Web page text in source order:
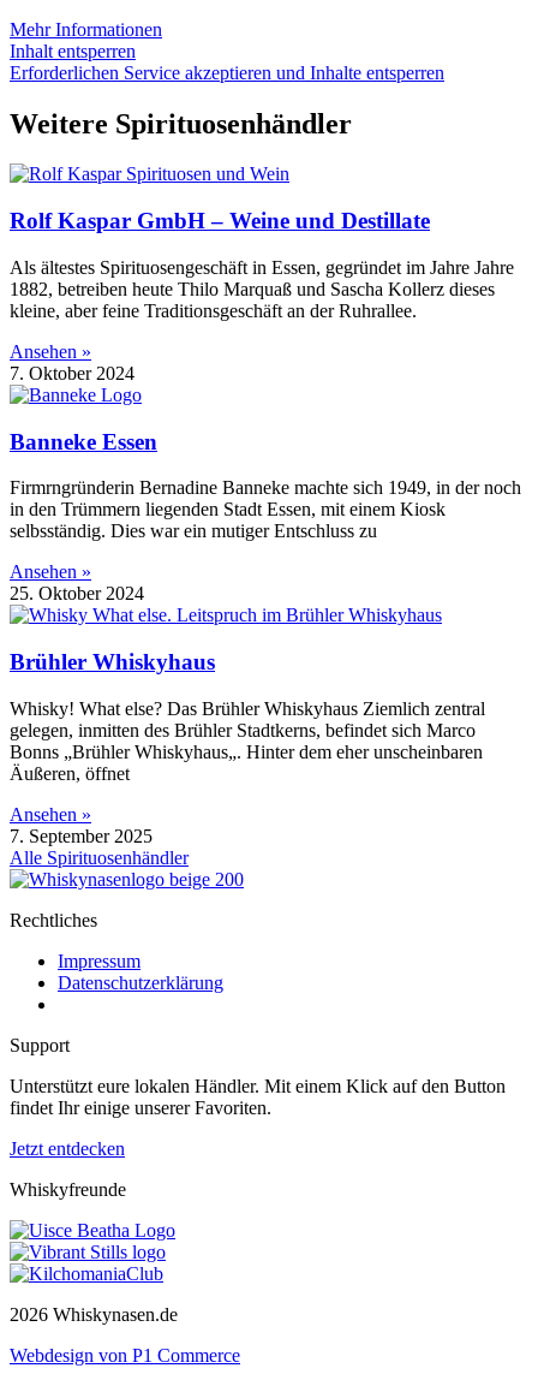
Mehr Informationen
Inhalt entsperren
Erforderlichen Service akzeptieren und Inhalte entsperren
Weitere Spirituosenhändler
Rolf Kaspar GmbH – Weine und Destillate
Als ältestes Spirituosengeschäft in Essen, gegründet im Jahre Jahre
1882, betreiben heute Thilo Marquaß und Sascha Kollerz dieses
kleine, aber feine Traditionsgeschäft an der Ruhrallee.
Ansehen »
7. Oktober 2024
Banneke Essen
Firmrngründerin Bernadine Banneke machte sich 1949, in der noch
in den Trümmern liegenden Stadt Essen, mit einem Kiosk
selbsständig. Dies war ein mutiger Entschluss zu
Ansehen »
25. Oktober 2024
Brühler Whiskyhaus
Whisky! What else? Das Brühler Whiskyhaus Ziemlich zentral
gelegen, inmitten des Brühler Stadtkerns, befindet sich Marco
Bonns „Brühler Whiskyhaus„. Hinter dem eher unscheinbaren
Äußeren, öffnet
Ansehen »
7. September 2025
Alle Spirituosenhändler
Rechtliches
Impressum
Datenschutzerklärung
Support
Unterstützt eure lokalen Händler. Mit einem Klick auf den Button
findet Ihr einige unserer Favoriten.
Jetzt entdecken
Whiskyfreunde
2026 Whiskynasen.de
Webdesign von P1 Commerce